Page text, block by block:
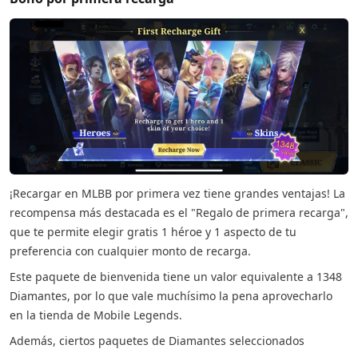
¡Recargar en MLBB por primera vez tiene grandes ventajas! La
recompensa más destacada es el "Regalo de primera recarga",
que te permite elegir gratis 1 héroe y 1 aspecto de tu
preferencia con cualquier monto de recarga.
Este paquete de bienvenida tiene un valor equivalente a 1348
Diamantes, por lo que vale muchísimo la pena aprovecharlo
en la tienda de Mobile Legends.
Además, ciertos paquetes de Diamantes seleccionados